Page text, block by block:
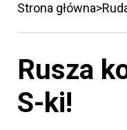
Strona główna
Rusza
S-ki!